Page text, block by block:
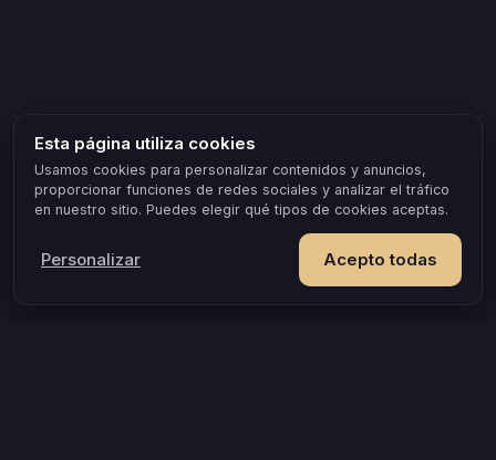
Esta página utiliza cookies
Usamos cookies para personalizar contenidos y anuncios,
proporcionar funciones de redes sociales y analizar el tráfico
en nuestro sitio. Puedes elegir qué tipos de cookies aceptas.
Acepto todas
Personalizar